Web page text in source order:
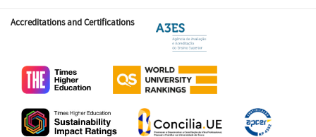
Accreditations and Certifications